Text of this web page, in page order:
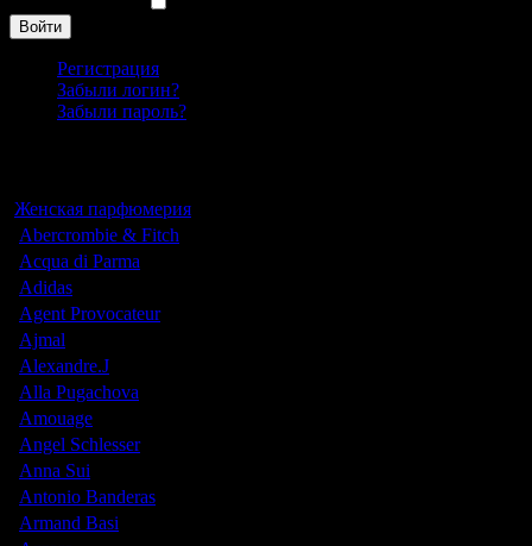
Войти
Регистрация
Забыли логин?
Забыли пароль?
Женская парфюмерия
Abercrombie & Fitch
Acqua di Parma
Adidas
Agent Provocateur
Ajmal
Alexandre.J
Alla Pugachova
Amouage
Angel Schlesser
Anna Sui
Antonio Banderas
Armand Basi